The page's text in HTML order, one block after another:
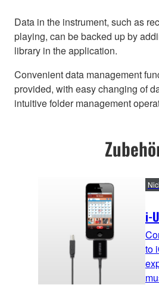
Data in the instrument, such as
playing, can be backed up by
library in the application.
Convenient data management
provided, with easy changing of
intuitive folder management
i-
to